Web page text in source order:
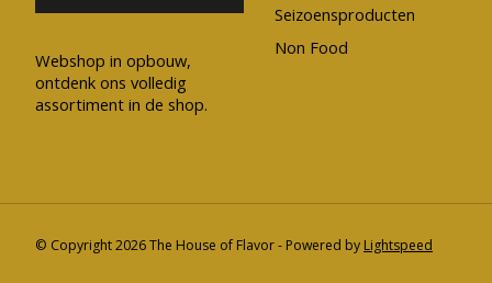
Webshop in opbouw,
ontdenk ons volledig
assortiment in de shop.
Seizoensproducten
Non Food
© Copyright 2026 The House of Flavor - Powered by Lightspeed